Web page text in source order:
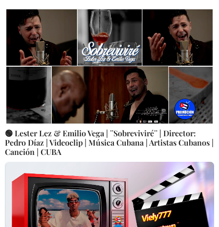
🟢 Lester Lez & Emilio Vega | ¨Sobreviviré¨ | Director:
Pedro Díaz | Videoclip | Música Cubana | Artistas Cubanos |
Canción | CUBA